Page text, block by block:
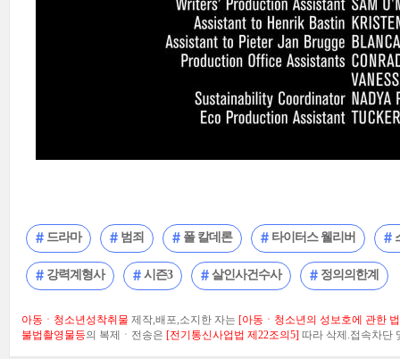
드라마 범죄 폴 칼데론 타이터스 웰리버
강력계형사 시즌3 살인사건수사 정의의한계
아동ㆍ청소년성착취물 제작,배포,소지한 자는 [아동ㆍ청소년의 성보호에 관한
불법촬영물등의 복제ㆍ전송은 [전기통신사업법 제22조의5] 따라 삭제.접속차단